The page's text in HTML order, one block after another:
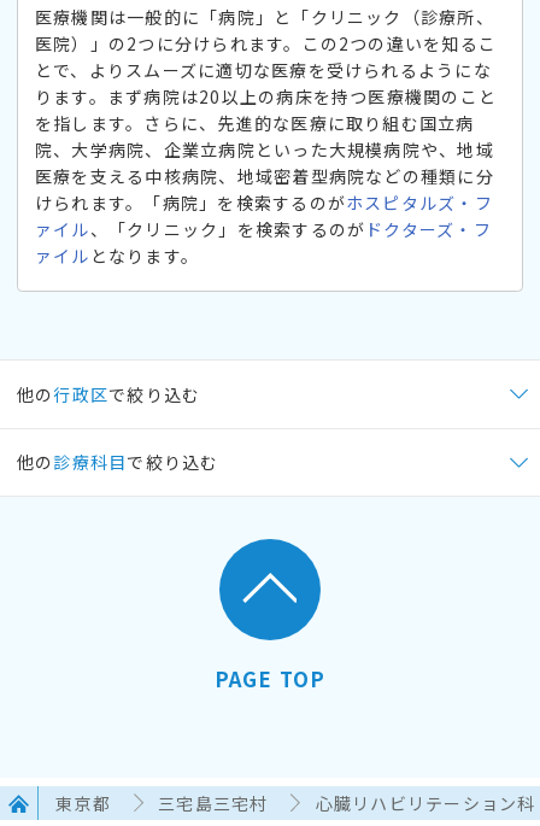
医療機関は一般的に「病院」と「クリニック（診療所、
医院）」の2つに分けられます。この2つの違いを知るこ
とで、よりスムーズに適切な医療を受けられるようにな
ります。まず病院は20以上の病床を持つ医療機関のこと
を指します。さらに、先進的な医療に取り組む国立病
院、大学病院、企業立病院といった大規模病院や、地域
医療を支える中核病院、地域密着型病院などの種類に分
けられます。「病院」を検索するのがホスピタルズ・フ
ァイル、「クリニック」を検索するのが ドクターズ・フ
ァイル となります。
他の行政区で絞り込む
他の 診療科目で絞り込む
PAGE TOP
東京都 三宅島三宅村 心臓リハビリテーション科